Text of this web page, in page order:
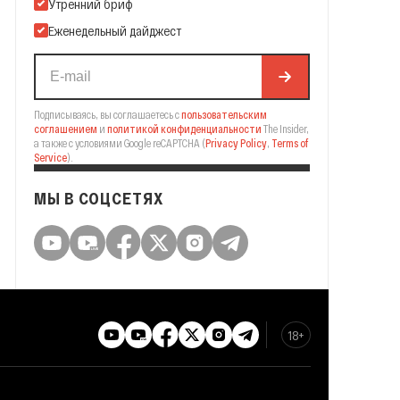
Утренний бриф
Еженедельный дайджест
Подписываясь, вы соглашаетесь спользовательским
соглашением и политикой конфиденциальности The Insider,
а также с условиями Google reCAPTCHA (Privacy Policy, Terms of
Service).
МЫ В СОЦСЕТЯХ
18+